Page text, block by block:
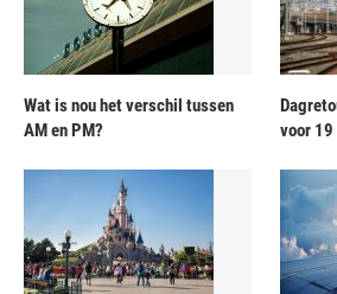
Wat is nou het verschil tussen
AM en PM?
voor 19